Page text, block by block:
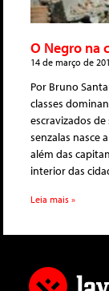
O Negro na
14 de março de
Por Bruno
classes
escravizados
senzalas nasce
além das
interior das
Leia mais »